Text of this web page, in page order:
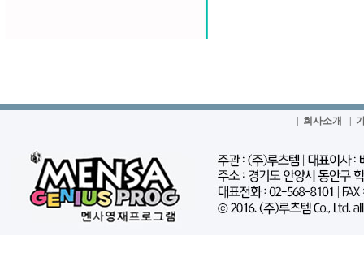
회사소개